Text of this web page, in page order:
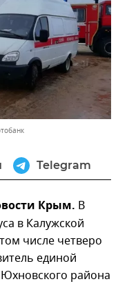
Telegram
Крым. В
в Калужской
числе четверо
единой
района